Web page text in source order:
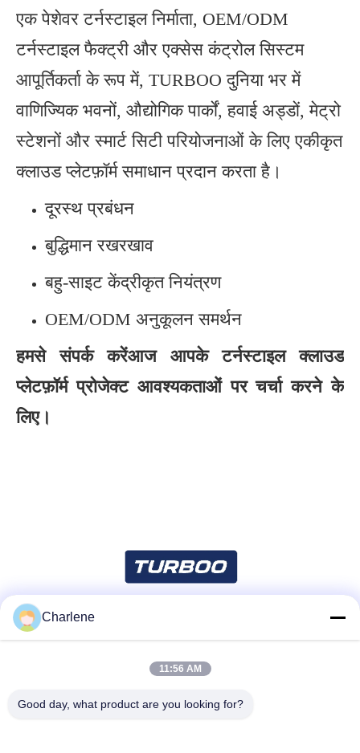
एक पेशेवर टर्नस्टाइल निर्माता, OEM/ODM
टर्नस्टाइल फैक्ट्री और एक्सेस कंट्रोल सिस्टम
आपूर्तिकर्ता के रूप में, TURBOO दुनिया भर में
वाणिज्यिक भवनों, औद्योगिक पार्कों, हवाई अड्डों, मेट्रो
स्टेशनों और स्मार्ट सिटी परियोजनाओं के लिए एकीकृत
क्लाउड प्लेटफ़ॉर्म समाधान प्रदान करता है।
दूरस्थ प्रबंधन
बुद्धिमान रखरखाव
बहु-साइट केंद्रीकृत नियंत्रण
OEM/ODM अनुकूलन समर्थन
हमसे संपर्क करेंआज आपके टर्नस्टाइल क्लाउड
प्लेटफ़ॉर्म प्रोजेक्ट आवश्यकताओं पर चर्चा करने के
लिए।
त्वरित संपर्क
Charlene
11:56 AM
Good day, what product are you looking for?